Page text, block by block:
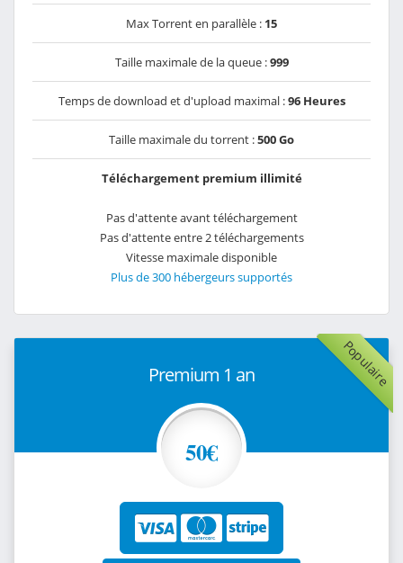
Max Torrent en parallèle : 15
Taille maximale de la queue :999
Temps de download et d'upload maximal :96 Heures
Taille maximale du torrent :500 Go
Téléchargement premium illimité
Pas d'attente avant téléchargement
Pas d'attente entre 2 téléchargements
Vitesse maximale disponible
Plus de 300 hébergeurs supportés
Populaire
Premium 1 an
50€